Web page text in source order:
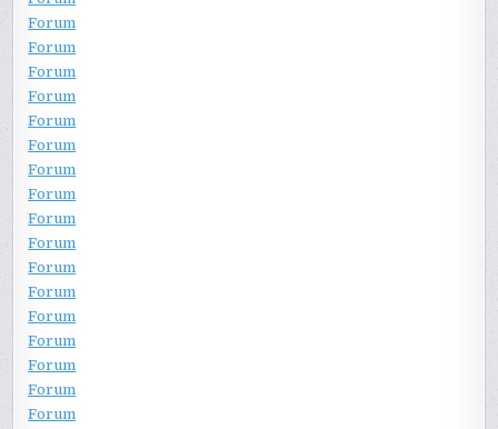
Forum
Forum
Forum
Forum
Forum
Forum
Forum
Forum
Forum
Forum
Forum
Forum
Forum
Forum
Forum
Forum
Forum